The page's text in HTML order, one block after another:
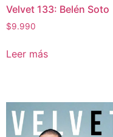
Velvet 133: Belén Soto
$9.990
Leer más